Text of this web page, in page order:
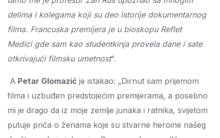
delima i kolegama koji su deo istorije dokumentarnog
filma. Francuska premijera je u bioskopu Reflet
Medici gde sam kao studentkinja provela dane i sate
otkrivajući filmsku umetnost“.
A Petar Glomazić je istakao: „Dirnut sam prijemom
filma i uzbuđen predstojećim premijerama, a posebno
mi je drago da iz moje zemlje junaka i ratnika, svijetom
putuje priča o ženama koje su stvarne heroine našeg